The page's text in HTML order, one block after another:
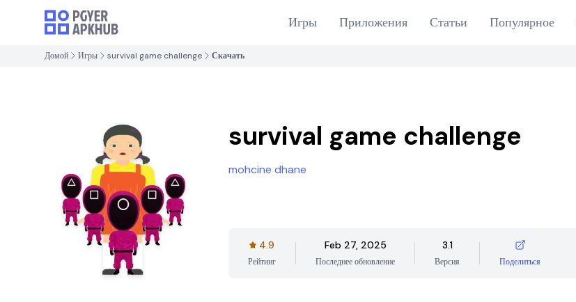
Игры Приложения Статьи Популярное
Домой Игры survival game challenge Скачать
survival game challenge
mohcine dhane
4.9
Рейтинг
Feb 27, 2025
Последнее обновление
3.1
Версия Поделиться